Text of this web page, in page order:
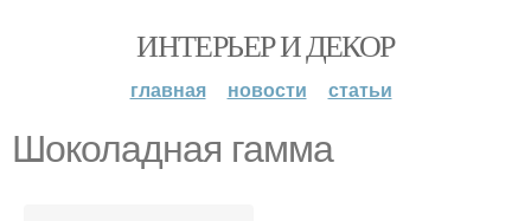
ИНТЕРЬЕР И ДЕКОР
главная новости статьи
Шоколадная гамма